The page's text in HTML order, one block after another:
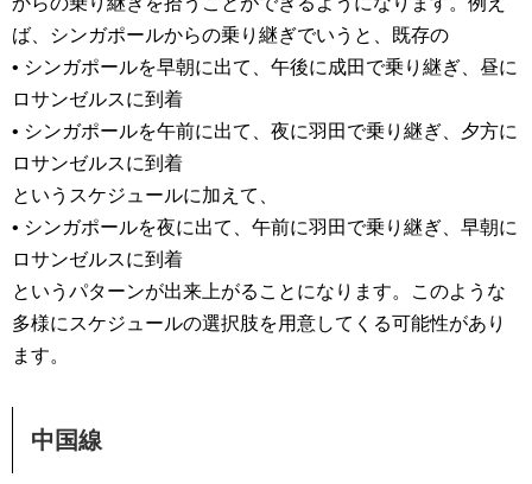
ば、シンガポールからの乗り継ぎでいうと、既存の
• シンガポールを早朝に出て、午後に成田で乗り継ぎ、昼に
ロサンゼルスに到着
• シンガポールを午前に出て、夜に羽田で乗り継ぎ、夕方に
ロサンゼルスに到着
というスケジュールに加えて、
• シンガポールを夜に出て、午前に羽田で乗り継ぎ、早朝に
ロサンゼルスに到着
というパターンが出来上がることになります。このような
多様にスケジュールの選択肢を用意してくる可能性があり
ます。
中国線